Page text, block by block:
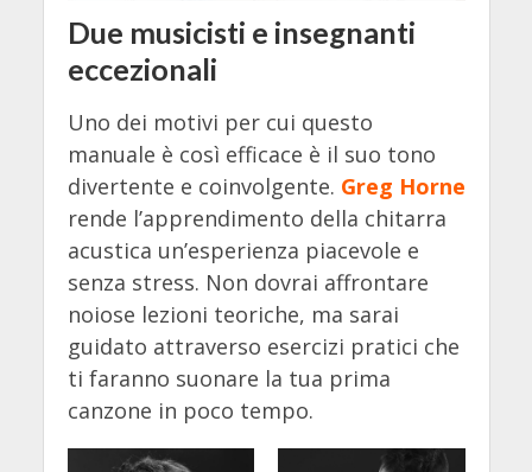
Due musicisti e insegnanti
eccezionali
Uno dei motivi per cui questo
manuale è così efficace è il suo tono
divertente e coinvolgente. Greg Horne
rende l’apprendimento della chitarra
acustica un’esperienza piacevole e
senza stress. Non dovrai affrontare
noiose lezioni teoriche, ma sarai
guidato attraverso esercizi pratici che
ti faranno suonare la tua prima
canzone in poco tempo.